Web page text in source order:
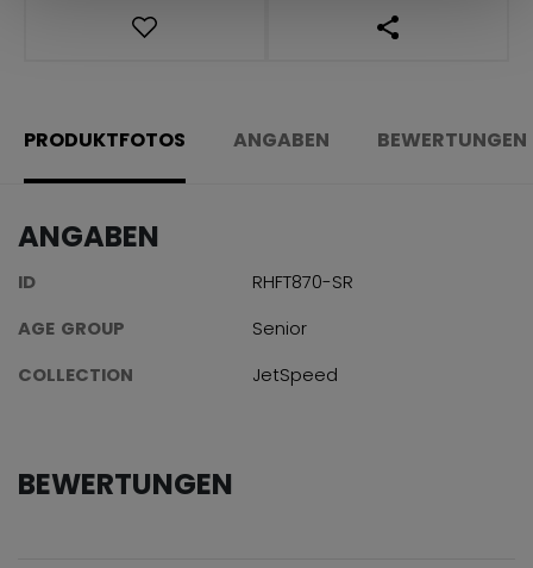
LINKS ZUM
PRODUKTFOTOS ANGABEN BEWERTUNGEN
ANGABEN
ID
RHFT870-SR
AGE GROUP
Senior
COLLECTION
JetSpeed
BEWERTUNGEN